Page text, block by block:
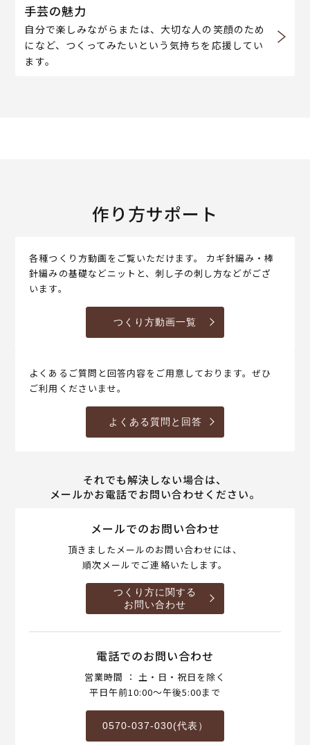
手芸の魅力
自分で楽しみながらまたは、大切な人の笑顔のため
になど、つくってみたいという気持ちを応援してい
ます。
作り方サポート
各種つくり方動画をご覧いただけます。 カギ針編み・棒
針編みの基礎などニットと、刺し子の刺し方などがござ
います。
つくり方動画一覧
よくあるご質問と回答内容をご用意しております。ぜひ
ご利用くださいませ。
よくある質問と回答
それでも解決しない場合は、
メールかお電話でお問い合わせください。
メールでのお問い合わせ
頂きましたメールのお問い合わせには、
順次メールでご連絡いたします。
つくり方に関する
お問い合わせ
電話でのお問い合わせ
営業時間 ： 土・日・祝日を除く
平日午前10:00～午後5:00まで
0570-037-030(代表）